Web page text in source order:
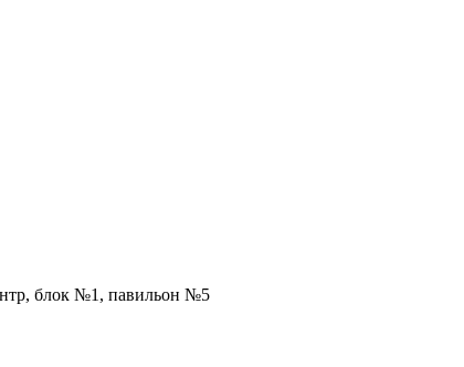
блок №1, павильон №5